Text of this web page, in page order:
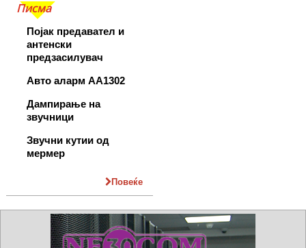
Писма
Појак предавател и
антенски
предзасилувач
Авто аларм AA1302
Дампирање на
звучници
Звучни кутии од
мермер
Повеќе